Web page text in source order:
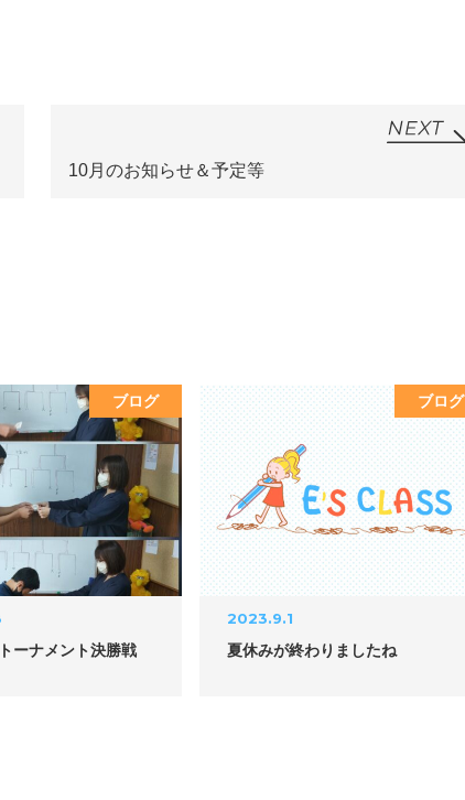
10月のお知らせ＆予定等
ブログ
ーナメント決勝戦
ブログ
2023.9.1
夏休みが終わりましたね